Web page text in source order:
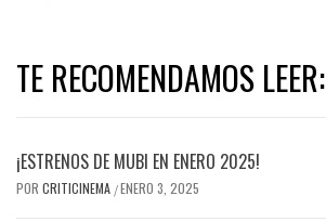
TE RECOMENDAMOS LEER:
¡ESTRENOS DE MUBI EN ENERO 2025!
POR CRITICINEMA /ENERO 3, 2025